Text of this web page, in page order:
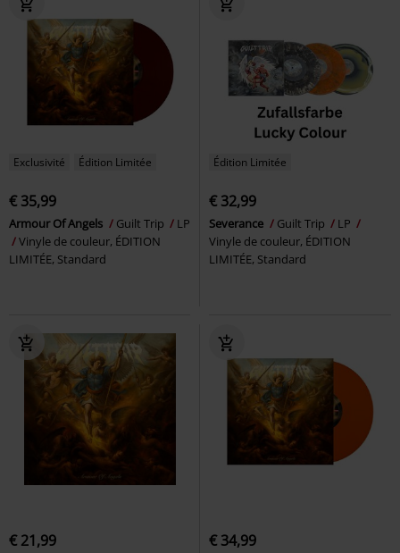
Exclusivité Édition Limitée
€ 35,99
Armour Of Angels Guilt Trip
LP
Vinyle de couleur, ÉDITION
LIMITÉE, Standard
Édition Limitée
€ 32,99
Severance Guilt Trip
LP
Vinyle de couleur, ÉDITION
LIMITÉE, Standard
€ 21,99 € 34,99